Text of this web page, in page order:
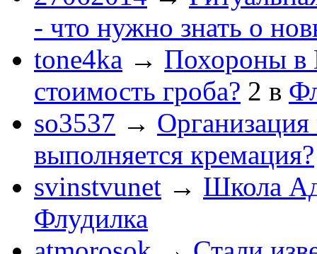
- что нужно знать о
tone4ka → Похороны в
стоимость гроба? 2 в
so3537 → Организация
выполняется кремация?
svinstvunet → Школа
Флудилка